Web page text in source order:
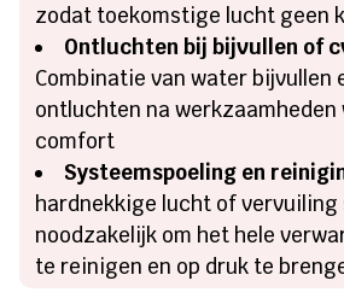
zodat toekomstige lucht geen
Ontluchten bij bijvullen of
Combinatie van water bijvullen
ontluchten na
comfort
Systeemspoeling en
hardnekkige lucht of vervuiling
noodzakelijk om het hele
te reinigen en op druk te